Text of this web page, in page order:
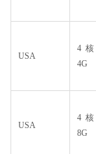
USA
4核
4G
USA
4核
8G